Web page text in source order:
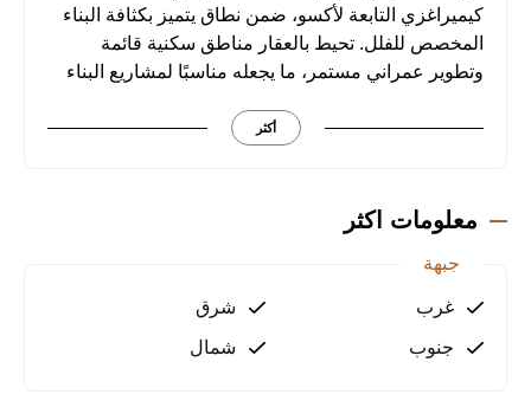
كيميراغزي التابعة لأكسو، ضمن نطاق يتميز بكثافة البناء
المخصص للفلل. تحيط بالعقار مناطق سكنية قائمة
وتطوير عمراني مستمر، ما يجعله مناسبًا لمشاريع البناء
الحيوية في المنطقة مع الاستفادة من الطابع السكني
المتنامي للحي.
إمكانيات الاستخدام والاستثمار
أكثر
معلومات اكثر
جبهة
غرب
شرق
جنوب
شمال